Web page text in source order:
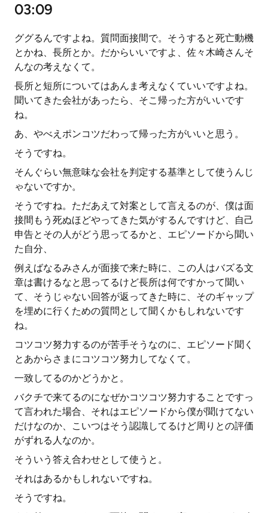
03:09
ググるんですよね。質問面接間で。そうすると死亡動機
とかね、長所とか。だからいいですよ、佐々木崎さんそ
んなの考えなくて。
長所と短所についてはあんま考えなくていいですよね。
聞いてきた会社があったら、そこ帰った方がいいです
ね。
あ、やべえポンコツだわって帰った方がいいと思う。
そうですね。
そんぐらい無意味な会社を判定する基準として使うんじ
ゃないですか。
そうですね。ただあえて対案として言えるのが、僕は面
接間もう死ぬほどやってきた気がするんですけど、自己
申告とその人がどう思ってるかと、エピソードから聞い
た自分、
例えばなるみさんが面接で来た時に、この人はバズる文
章は書けるなと思ってるけど長所は何ですかって聞い
て、そうじゃない回答が返ってきた時に、そのギャップ
を埋めに行くための質問として聞くかもしれないです
ね。
コツコツ努力するのが苦手そうなのに、エピソード聞く
とあからさまにコツコツ努力してなくて。
一致してるのかどうかと。
バクチで来てるのになぜかコツコツ努力することですっ
て言われた場合、それはエピソードから僕が聞けてない
だけなのか、こいつはそう認識してるけど周りとの評価
がずれる人なのか。
そういう答え合わせとして使うと。
それはあるかもしれないですね。
そうですね。